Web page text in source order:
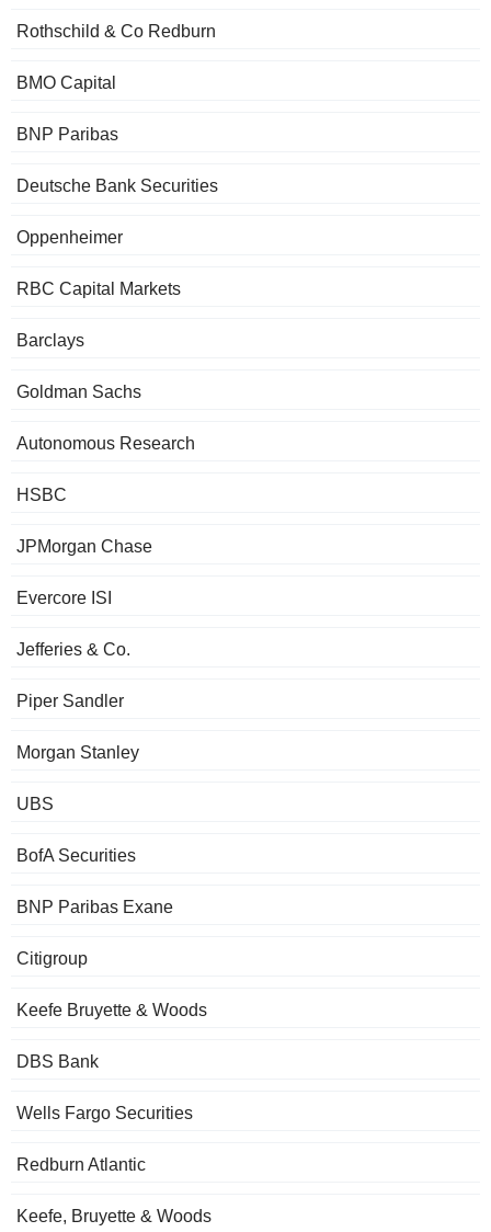
Rothschild & Co Redburn
BMO Capital
BNP Paribas
Deutsche Bank Securities
Oppenheimer
RBC Capital Markets
Barclays
Goldman Sachs
Autonomous Research
HSBC
JPMorgan Chase
Evercore ISI
Jefferies & Co.
Piper Sandler
Morgan Stanley
UBS
BofA Securities
BNP Paribas Exane
Citigroup
Keefe Bruyette & Woods
DBS Bank
Wells Fargo Securities
Redburn Atlantic
Keefe, Bruyette & Woods